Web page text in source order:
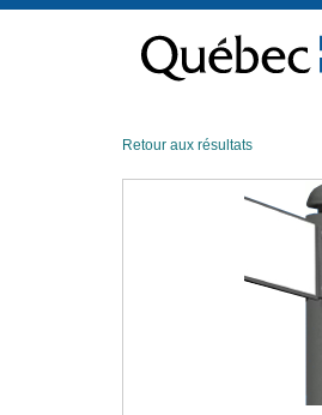
contenu
Retour aux résultats